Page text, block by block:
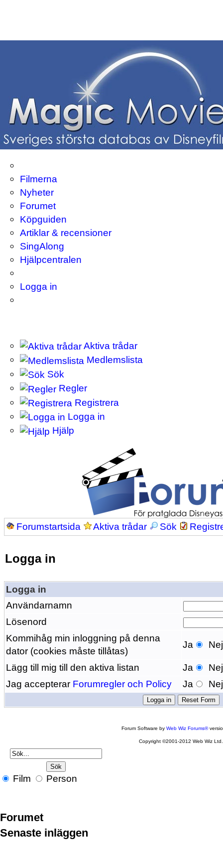
Filmerna
Nyheter
Forumet
Köpguiden
Artiklar & recensioner
SingAlong
Hjälpcentralen
Logga in
Aktiva trådar
Medlemslista
Sök
Regler
Registrera
Logga in
Hjälp
Forumstartsida Aktiva trådar Sök
Logga in
Logga in
Användarnamn
Lösenord
Kommihåg min inloggning på denna
dator (cookies måste tillåtas)
Ja Nej
Lägg till mig till den aktiva listan Ja
Nej
Jag accepterar Forumregler och Policy Ja Nej
Forum Software byWeb Wiz Forums®
Copyright ©2001-2012 Web Wiz Ltd.
Film Person
Forumet
Senaste inläggen